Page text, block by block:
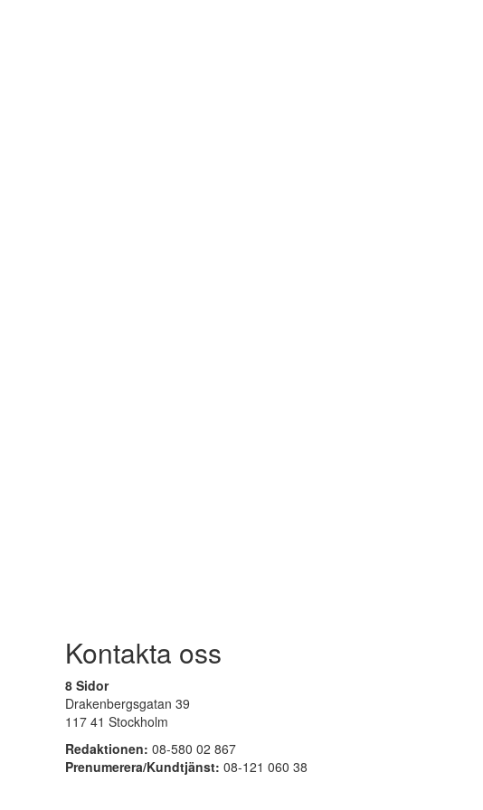
Kontakta oss
8 Sidor
Drakenbergsgatan 39
117 41 Stockholm
Redaktionen: 08-580 02 867
Prenumerera/Kundtjänst: 08-121 060 38